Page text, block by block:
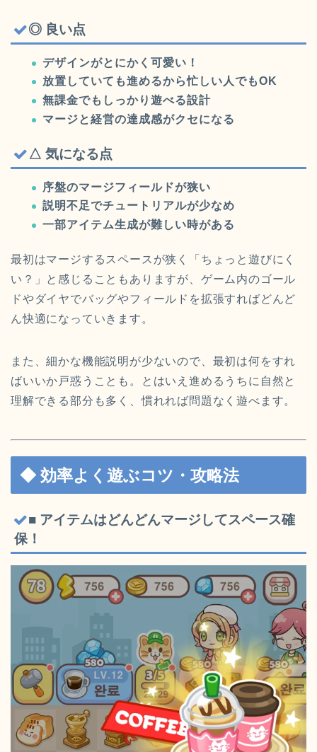
◎ 良い点
デザインがとにかく可愛い！
放置していても進めるから忙しい人でもOK
無課金でもしっかり遊べる設計
マージと経営の達成感がクセになる
△ 気になる点
序盤のマージフィールドが狭い
説明不足でチュートリアルが少なめ
一部アイテム生成が難しい時がある
最初はマージするスペースが狭く「ちょっと遊びにく
い？」と感じることもありますが、ゲーム内のゴール
ドやダイヤでバッグやフィールドを拡張すればどんど
ん快適になっていきます。
また、細かな機能説明が少ないので、最初は何をすれ
ばいいか戸惑うことも。とはいえ進めるうちに自然と
理解できる部分も多く、慣れれば問題なく遊べます。
◆ 効率よく遊ぶコツ・攻略法
■ アイテムはどんどんマージしてスペース確
保！